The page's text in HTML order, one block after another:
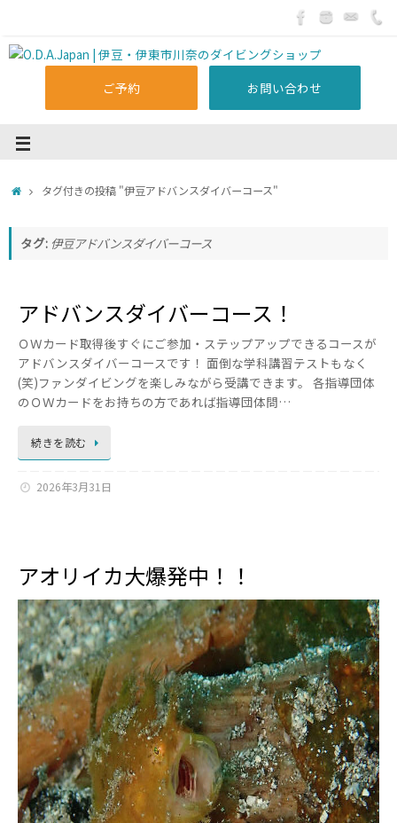
ご予約 お問い合わせ
タグ付きの投稿 "伊豆アドバンスダイバーコース"
タグ: 伊豆アドバンスダイバーコース
アドバンスダイバーコース！
ＯＷカード取得後すぐにご参加・ステップアップできるコースが
アドバンスダイバーコースです！ 面倒な学科講習テストもなく
(笑)ファンダイビングを楽しみながら受講できます。 各指導団体
のＯＷカードをお持ちの方であれば指導団体問…
続きを読む
2026年3月31日
アオリイカ大爆発中！！